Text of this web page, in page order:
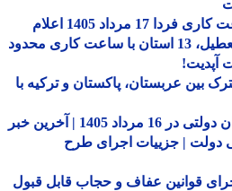
تعطیلی ادارات و تغییر ساعت کاری فردا 17 مرداد 1405 اعلام
عربستان، پاکستان و ترکیه با
گام نهایی ساماندهی کارکنان دولتی در 16 مرداد 1405 | آخرین خبر
| جزییات اجرای طرح
قوانین عفاف و حجاب قابل قبول